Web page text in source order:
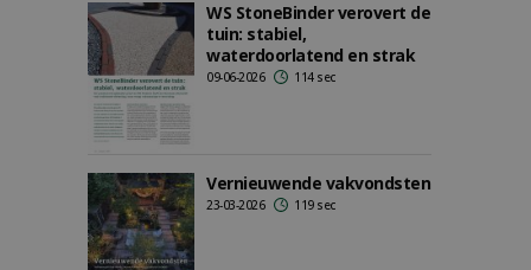
WS StoneBinder verovert de
tuin: stabiel,
waterdoorlatend en strak
09-06-2026 114 sec
Vernieuwende vakvondsten
23-03-2026 119 sec